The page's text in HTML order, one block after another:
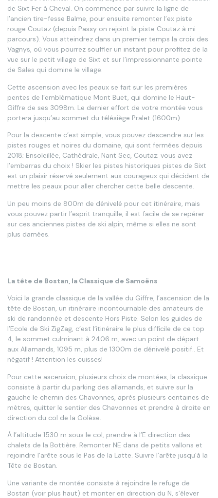
de Sixt Fer à Cheval. On commence par suivre la ligne de
l’ancien tire-fesse Balme, pour ensuite remonter l’ex piste
rouge Coutaz (depuis Passy on rejoint la piste Coutaz à mi
parcours). Vous atteindrez dans un premier temps la croix des
Vagnys, où vous pourrez souffler un instant pour profitez de la
vue sur le petit village de Sixt et sur l’impressionnante pointe
de Sales qui domine le village.
Cette ascension avec les peaux se fait sur les premières
pentes de l’emblématique Mont Buet, qui domine le Haut-
Giffre de ses 3098m. Le dernier effort de votre montée vous
portera jusqu’au sommet du télésiège Pralet (1600m).
Pour la descente c’est simple, vous pouvez descendre sur les
pistes rouges et noires du domaine, qui sont fermées depuis
2018; Ensoleillée, Cathédrale, Nant Sec, Coutaz; vous avez
l’embarras du choix ! Skier les pistes historiques pistes de Sixt
est un plaisir réservé seulement aux courageux qui décident de
mettre les peaux pour aller chercher cette belle descente.
Un peu moins de 800m de dénivelé pour cet itinéraire, mais
vous pouvez partir l’esprit tranquille, il est facile de se repérer
sur ces anciennes pistes de ski alpin, même si elles ne sont
plus damées.
La tête de Bostan, la Classique de Samoëns
Voici la grande classique de la vallée du Giffre, l’ascension de la
tête de Bostan, un itinéraire incontournable des amateurs de
ski de randonnée et descente Hors Piste. Selon les guides de
l’Ecole de Ski ZigZag, c’est l’itinéraire le plus difficile de ce top
4, le sommet culminant à 2406 m, avec un point de départ
aux Allamands, 1095 m, plus de 1300m de dénivelé positif.. Et
négatif ! Attention les cuisses!
Pour cette ascension, plusieurs choix de montées, la classique
consiste à partir du parking des allamands, et suivre sur la
gauche le chemin des Chavonnes, après plusieurs centaines de
mètres, quitter le sentier des Chavonnes et prendre à droite en
direction du col de la Golèse.
À l’altitude 1530 m sous le col, prendre à l’E direction des
chalets de la Bottière. Remonter NE dans de petits vallons et
rejoindre l’arête sous le Pas de la Latte. Suivre l’arête jusqu’à la
Tête de Bostan.
Une variante de montée consiste à rejoindre le refuge de
Bostan (voir plus haut) et monter en direction du N, s’élever